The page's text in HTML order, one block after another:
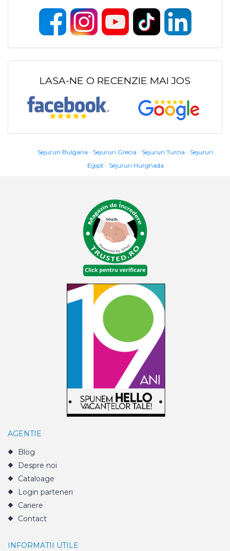
LASA-NE O RECENZIE MAI JOS
Sejururi Bulgaria Sejururi Grecia Sejururi Turcia
Sejururi
Egipt
Sejururi Hurghada
AGENTIE
Blog
Despre noi
Cataloage
Login parteneri
Cariere
Contact
INFORMATII UTILE